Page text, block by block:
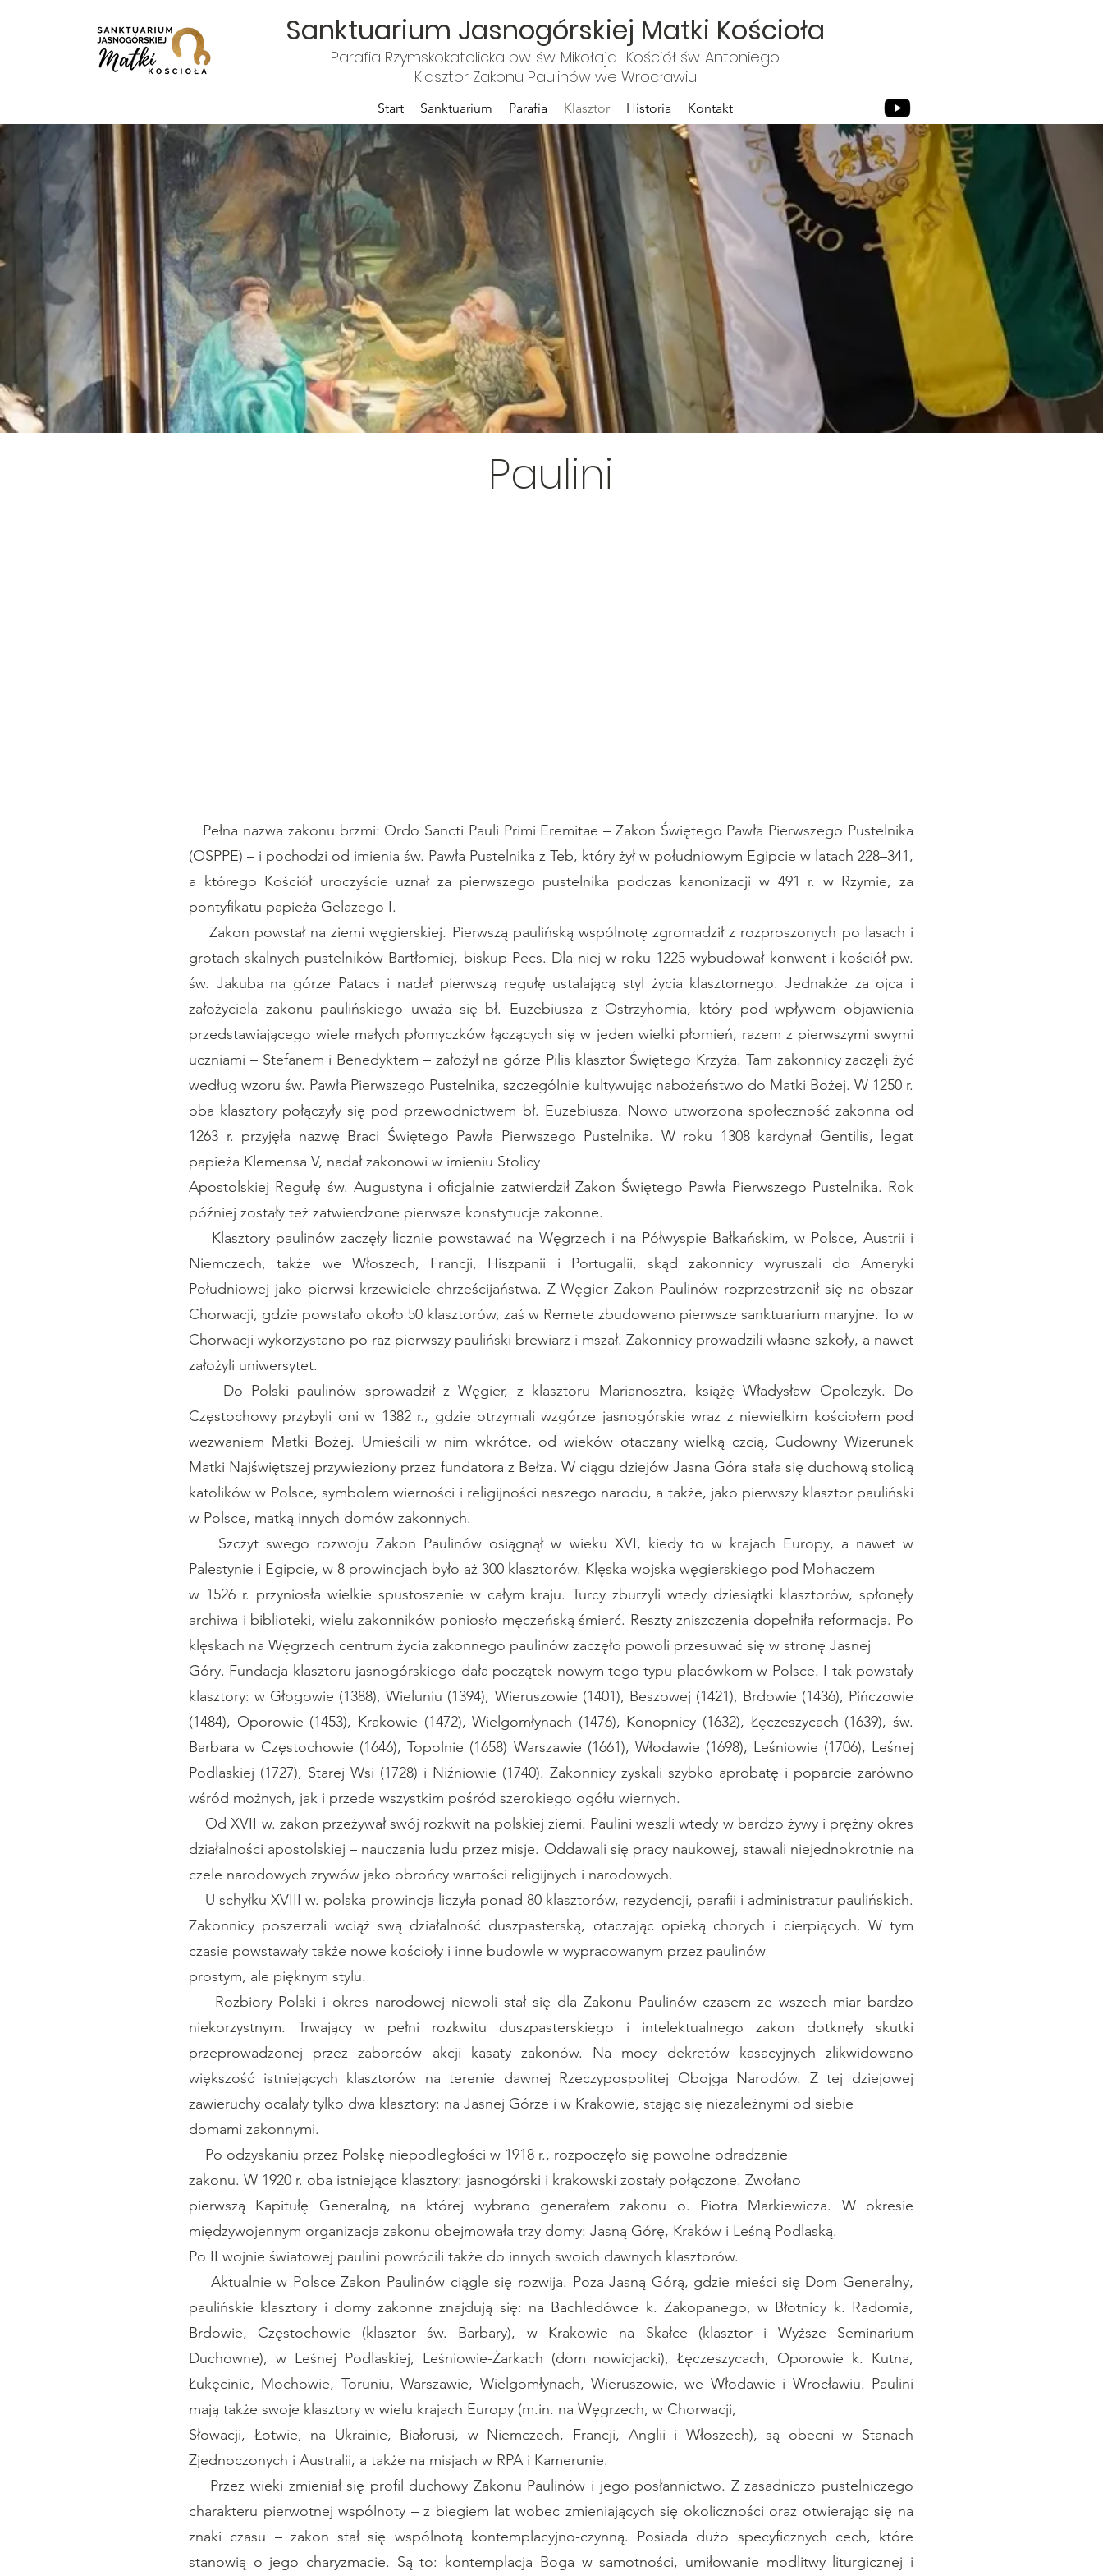
Sanktuarium Jasnogórskiej Matki Kościoła
Parafia Rzymskokatolicka pw. św. Mikołaja. Kościół św. Antoniego.
Klasztor Zakonu Paulinów we Wrocławiu
Start Sanktuarium Parafia Klasztor Historia Kontakt
Paulini
Pełna nazwa zakonu brzmi: Ordo Sancti Pauli Primi Eremitae – Zakon Świętego Pawła Pierwszego Pustelnika
(OSPPE) – i pochodzi od imienia św. Pawła Pustelnika z Teb, który żył w południowym Egipcie w latach 228–341,
a którego Kościół uroczyście uznał za pierwszego pustelnika podczas kanonizacji w 491 r. w Rzymie, za
pontyfikatu papieża Gelazego I.
Zakon powstał na ziemi węgierskiej. Pierwszą paulińską wspólnotę zgromadził z rozproszonych po lasach i
grotach skalnych pustelników Bartłomiej, biskup Pecs. Dla niej w roku 1225 wybudował konwent i kościół pw.
św. Jakuba na górze Patacs i nadał pierwszą regułę ustalającą styl życia klasztornego. Jednakże za ojca i
założyciela zakonu paulińskiego uważa się bł. Euzebiusza z Ostrzyhomia, który pod wpływem objawienia
przedstawiającego wiele małych płomyczków łączących się w jeden wielki płomień, razem z pierwszymi swymi
uczniami – Stefanem i Benedyktem – założył na górze Pilis klasztor Świętego Krzyża. Tam zakonnicy zaczęli żyć
według wzoru św. Pawła Pierwszego Pustelnika, szczególnie kultywując nabożeństwo do Matki Bożej. W 1250 r.
oba klasztory połączyły się pod przewodnictwem bł. Euzebiusza. Nowo utworzona społeczność zakonna od
1263 r. przyjęła nazwę Braci Świętego Pawła Pierwszego Pustelnika. W roku 1308 kardynał Gentilis, legat
papieża Klemensa V, nadał zakonowi w imieniu Stolicy
Apostolskiej Regułę św. Augustyna i oficjalnie zatwierdził Zakon Świętego Pawła Pierwszego Pustelnika. Rok
później zostały też zatwierdzone pierwsze konstytucje zakonne.
Klasztory paulinów zaczęły licznie powstawać na Węgrzech i na Półwyspie Bałkańskim, w Polsce, Austrii i
Niemczech, także we Włoszech, Francji, Hiszpanii i Portugalii, skąd zakonnicy wyruszali do Ameryki
Południowej jako pierwsi krzewiciele chrześcijaństwa. Z Węgier Zakon Paulinów rozprzestrzenił się na obszar
Chorwacji, gdzie powstało około 50 klasztorów, zaś w Remete zbudowano pierwsze sanktuarium maryjne. To w
Chorwacji wykorzystano po raz pierwszy pauliński brewiarz i mszał. Zakonnicy prowadzili własne szkoły, a nawet
założyli uniwersytet.
Do Polski paulinów sprowadził z Węgier, z klasztoru Marianosztra, książę Władysław Opolczyk. Do
Częstochowy przybyli oni w 1382 r., gdzie otrzymali wzgórze jasnogórskie wraz z niewielkim kościołem pod
wezwaniem Matki Bożej. Umieścili w nim wkrótce, od wieków otaczany wielką czcią, Cudowny Wizerunek
Matki Najświętszej przywieziony przez fundatora z Bełza. W ciągu dziejów Jasna Góra stała się duchową stolicą
katolików w Polsce, symbolem wierności i religijności naszego narodu, a także, jako pierwszy klasztor pauliński
w Polsce, matką innych domów zakonnych.
Szczyt swego rozwoju Zakon Paulinów osiągnął w wieku XVI, kiedy to w krajach Europy, a nawet w
Palestynie i Egipcie, w 8 prowincjach było aż 300 klasztorów. Klęska wojska węgierskiego pod Mohaczem
w 1526 r. przyniosła wielkie spustoszenie w całym kraju. Turcy zburzyli wtedy dziesiątki klasztorów, spłonęły
archiwa i biblioteki, wielu zakonników poniosło męczeńską śmierć. Reszty zniszczenia dopełniła reformacja. Po
klęskach na Węgrzech centrum życia zakonnego paulinów zaczęło powoli przesuwać się w stronę Jasnej
Góry. Fundacja klasztoru jasnogórskiego dała początek nowym tego typu placówkom w Polsce. I tak powstały
klasztory: w Głogowie (1388), Wieluniu (1394), Wieruszowie (1401), Beszowej (1421), Brdowie (1436), Pińczowie
(1484), Oporowie (1453), Krakowie (1472), Wielgomłynach (1476), Konopnicy (1632), Łęczeszycach (1639), św.
Barbara w Częstochowie (1646), Topolnie (1658) Warszawie (1661), Włodawie (1698), Leśniowie (1706), Leśnej
Podlaskiej (1727), Starej Wsi (1728) i Niźniowie (1740). Zakonnicy zyskali szybko aprobatę i poparcie zarówno
wśród możnych, jak i przede wszystkim pośród szerokiego ogółu wiernych.
Od XVII w. zakon przeżywał swój rozkwit na polskiej ziemi. Paulini weszli wtedy w bardzo żywy i prężny okres
działalności apostolskiej – nauczania ludu przez misje. Oddawali się pracy naukowej, stawali niejednokrotnie na
czele narodowych zrywów jako obrońcy wartości religijnych i narodowych.
U schyłku XVIII w. polska prowincja liczyła ponad 80 klasztorów, rezydencji, parafii i administratur paulińskich.
Zakonnicy poszerzali wciąż swą działalność duszpasterską, otaczając opieką chorych i cierpiących. W tym
czasie powstawały także nowe kościoły i inne budowle w wypracowanym przez paulinów
prostym, ale pięknym stylu.
Rozbiory Polski i okres narodowej niewoli stał się dla Zakonu Paulinów czasem ze wszech miar bardzo
niekorzystnym. Trwający w pełni rozkwitu duszpasterskiego i intelektualnego zakon dotknęły skutki
przeprowadzonej przez zaborców akcji kasaty zakonów. Na mocy dekretów kasacyjnych zlikwidowano
większość istniejących klasztorów na terenie dawnej Rzeczypospolitej Obojga Narodów. Z tej dziejowej
zawieruchy ocalały tylko dwa klasztory: na Jasnej Górze i w Krakowie, stając się niezależnymi od siebie
domami zakonnymi.
Po odzyskaniu przez Polskę niepodległości w 1918 r., rozpoczęło się powolne odradzanie
zakonu. W 1920 r. oba istniejące klasztory: jasnogórski i krakowski zostały połączone. Zwołano
pierwszą Kapitułę Generalną, na której wybrano generałem zakonu o. Piotra Markiewicza. W okresie
międzywojennym organizacja zakonu obejmowała trzy domy: Jasną Górę, Kraków i Leśną Podlaską.
Po II wojnie światowej paulini powrócili także do innych swoich dawnych klasztorów.
Aktualnie w Polsce Zakon Paulinów ciągle się rozwija. Poza Jasną Górą, gdzie mieści się Dom Generalny,
paulińskie klasztory i domy zakonne znajdują się: na Bachledówce k. Zakopanego, w Błotnicy k. Radomia,
Brdowie, Częstochowie (klasztor św. Barbary), w Krakowie na Skałce (klasztor i Wyższe Seminarium
Duchowne), w Leśnej Podlaskiej, Leśniowie-Żarkach (dom nowicjacki), Łęczeszycach, Oporowie k. Kutna,
Łukęcinie, Mochowie, Toruniu, Warszawie, Wielgomłynach, Wieruszowie, we Włodawie i Wrocławiu. Paulini
mają także swoje klasztory w wielu krajach Europy (m.in. na Węgrzech, w Chorwacji,
Słowacji, Łotwie, na Ukrainie, Białorusi, w Niemczech, Francji, Anglii i Włoszech), są obecni w Stanach
Zjednoczonych i Australii, a także na misjach w RPA i Kamerunie.
Przez wieki zmieniał się profil duchowy Zakonu Paulinów i jego posłannictwo. Z zasadniczo pustelniczego
charakteru pierwotnej wspólnoty – z biegiem lat wobec zmieniających się okoliczności oraz otwierając się na
znaki czasu – zakon stał się wspólnotą kontemplacyjno-czynną. Posiada dużo specyficznych cech, które
stanowią o jego charyzmacie. Są to: kontemplacja Boga w samotności, umiłowanie modlitwy liturgicznej i